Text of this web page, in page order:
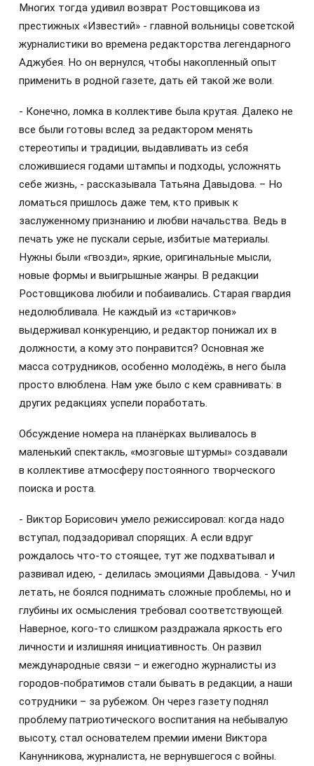
Многих тогда удивил возврат Ростовщикова из
престижных «Известий» - главной вольницы советской
журналистики во времена редакторства легендарного
Аджубея. Но он вернулся, чтобы накопленный опыт
применить в родной газете, дать ей такой же воли.
- Конечно, ломка в коллективе была крутая. Далеко не
все были готовы вслед за редактором менять
стереотипы и традиции, выдавливать из себя
сложившиеся годами штампы и подходы, усложнять
себе жизнь, - рассказывала Татьяна Давыдова. – Но
ломаться пришлось даже тем, кто привык к
заслуженному признанию и любви начальства. Ведь в
печать уже не пускали серые, избитые материалы.
Нужны были «гвозди», яркие, оригинальные мысли,
новые формы и выигрышные жанры. В редакции
Ростовщикова любили и побаивались. Старая гвардия
недолюбливала. Не каждый из «старичков»
выдерживал конкуренцию, и редактор понижал их в
должности, а кому это понравится? Основная же
масса сотрудников, особенно молодёжь, в него была
просто влюблена. Нам уже было с кем сравнивать: в
других редакциях успели поработать.
Обсуждение номера на планёрках выливалось в
маленький спектакль, «мозговые штурмы» создавали
в коллективе атмосферу постоянного творческого
поиска и роста.
- Виктор Борисович умело режиссировал: когда надо
вступал, подзадоривал спорящих. А если вдруг
рождалось что-то стоящее, тут же подхватывал и
развивал идею, - делилась эмоциями Давыдова. - Учил
летать, не боялся поднимать сложные проблемы, но и
глубины их осмысления требовал соответствующей.
Наверное, кого-то слишком раздражала яркость его
личности и излишняя инициативность. Он развил
международные связи – и ежегодно журналисты из
городов-побратимов стали бывать в редакции, а наши
сотрудники – за рубежом. Он через газету поднял
проблему патриотического воспитания на небывалую
высоту, стал основателем премии имени Виктора
Канунникова, журналиста, не вернувшегося с войны.